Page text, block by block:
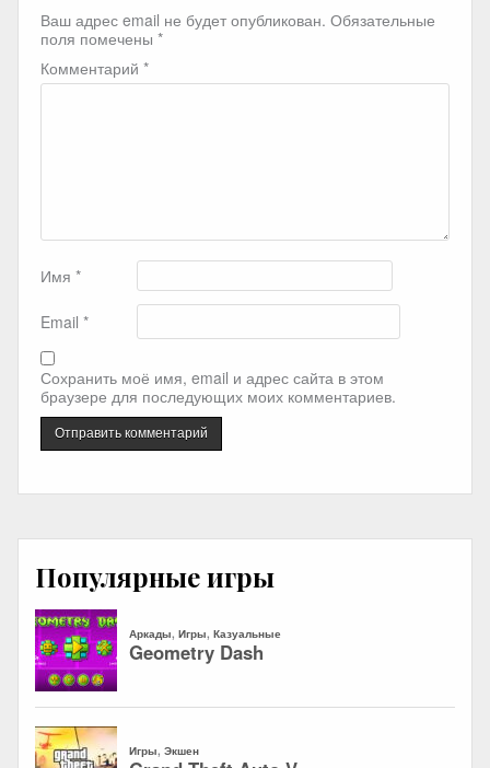
Ваш адрес email не будет опубликован. Обязательные
поля помечены *
Комментарий *
Имя *
Email *
Сохранить моё имя, email и адрес сайта в этом
браузере для последующих моих комментариев.
Популярные игры